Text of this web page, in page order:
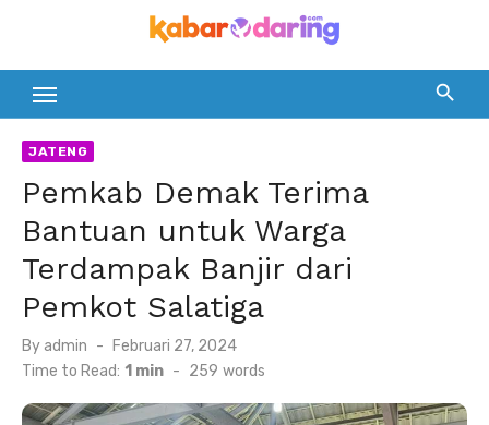
content
JATENG
Pemkab Demak Terima
Bantuan untuk Warga
Terdampak Banjir dari
Pemkot Salatiga
By admin
Posted
on
Februari 27, 2024
Time to Read: 1 min - 259 words